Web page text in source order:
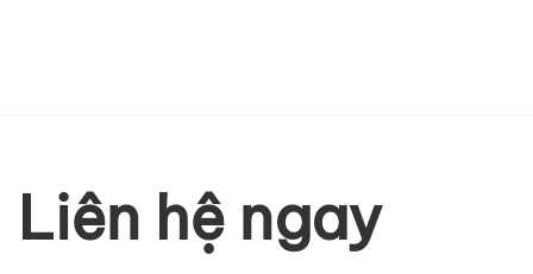
Liên hệ ngay